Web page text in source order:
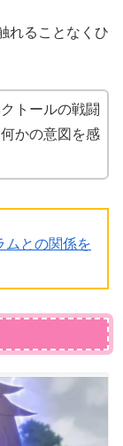
れることなくひ
トールの戦闘
かの意図を感
ムとの関係を